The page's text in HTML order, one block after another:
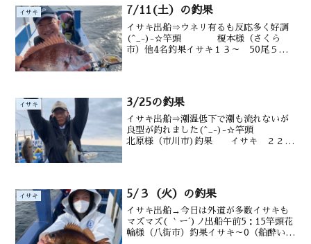
イサキ 7/11(土）の釣果
イサキ出船⇒ウネリ有るも反応多く好調
(^_-)-☆竿頭 榎本様（さくら
市）他4名釣果イサキ１３～ 50尾５０
イサキ 3/25の釣果
イサキ出船⇒潮温低下で潮も流れないが
良型が釣れました(^_-)-☆竿頭
北原様（市川市)釣果 イサキ ２２～
イサキ 5/３（火）の釣果
イサキ出船→今日は外道が多数イサキも
マズマズ( ｀ー´)ノ出船午前5：15竿頭花
輪様（八街市）釣果イサキ～0（船酔い）